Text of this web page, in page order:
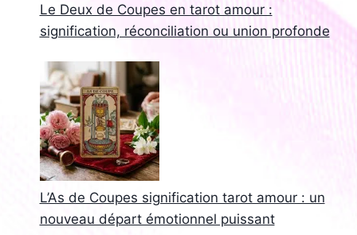
Le Deux de Coupes en tarot amour :
signification, réconciliation ou union profonde
L’As de Coupes signification tarot amour : un
nouveau départ émotionnel puissant